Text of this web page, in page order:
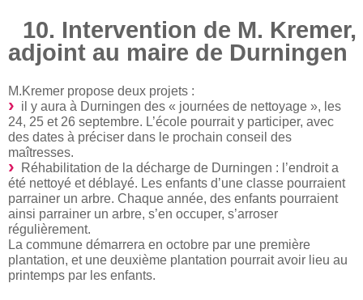
10. Intervention de M. Kremer,
adjoint au maire de Durningen
M.Kremer propose deux projets :
il y aura à Durningen des « journées de nettoyage », les
24, 25 et 26 septembre. L’école pourrait y participer, avec
des dates à préciser dans le prochain conseil des
maîtresses.
Réhabilitation de la décharge de Durningen : l’endroit a
été nettoyé et déblayé. Les enfants d’une classe pourraient
parrainer un arbre. Chaque année, des enfants pourraient
ainsi parrainer un arbre, s’en occuper, s’arroser
régulièrement.
La commune démarrera en octobre par une première
plantation, et une deuxième plantation pourrait avoir lieu au
printemps par les enfants.